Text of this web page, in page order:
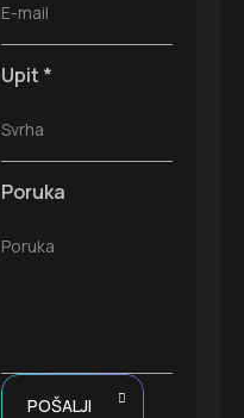
E-mail
Upit *
Svrha
Poruka
Poruka
POŠALJI